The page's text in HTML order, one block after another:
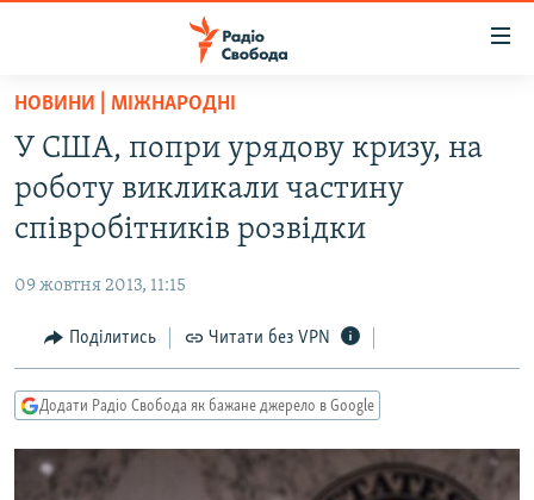
Перейти
основного
матеріалу
Перейти
до
основної
Перейти
до
пошуку
ВСЕ ЗА ДОБУ
СТАТТІ
СУСПІЛЬСТВО
УКРАЇНА
РОСІЙСЬКА «ФІЛЬТРАЦІЯ»
ДОНБАС.РЕАЛІЇ
ТИ ЯК?
СХЕМИ
НОВИНИ | МІЖНАРОДНІ
У США, попри урядову кризу, на
роботу викликали частину
співробітників розвідки
09 жовтня 2013, 11:15
Поділитись Читати без VPN
Додати Радіо Свобода як бажане джерело в Google